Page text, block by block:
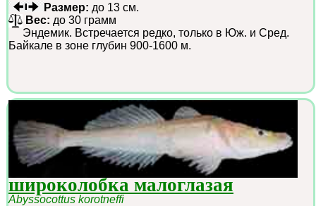
Размер: до 13 см.
Вес: до 30 грамм
Эндемик. Встречается редко, только в Юж. и Сред.
Байкале в зоне глубин 900-1600 м.
широколобка малоглазая
Abyssocottus korotneffi